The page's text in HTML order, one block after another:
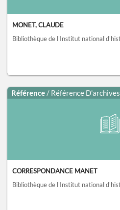
MONET, CLAUDE
Référence / Référence D'archives
CORRESPONDANCE MANET